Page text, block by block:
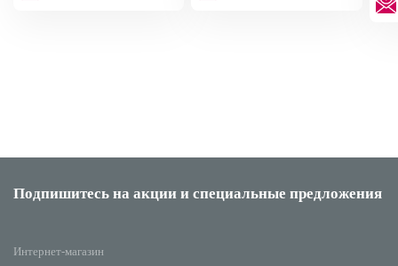
Подпишитесь на акции и специальные предложения
Интернет-магазин